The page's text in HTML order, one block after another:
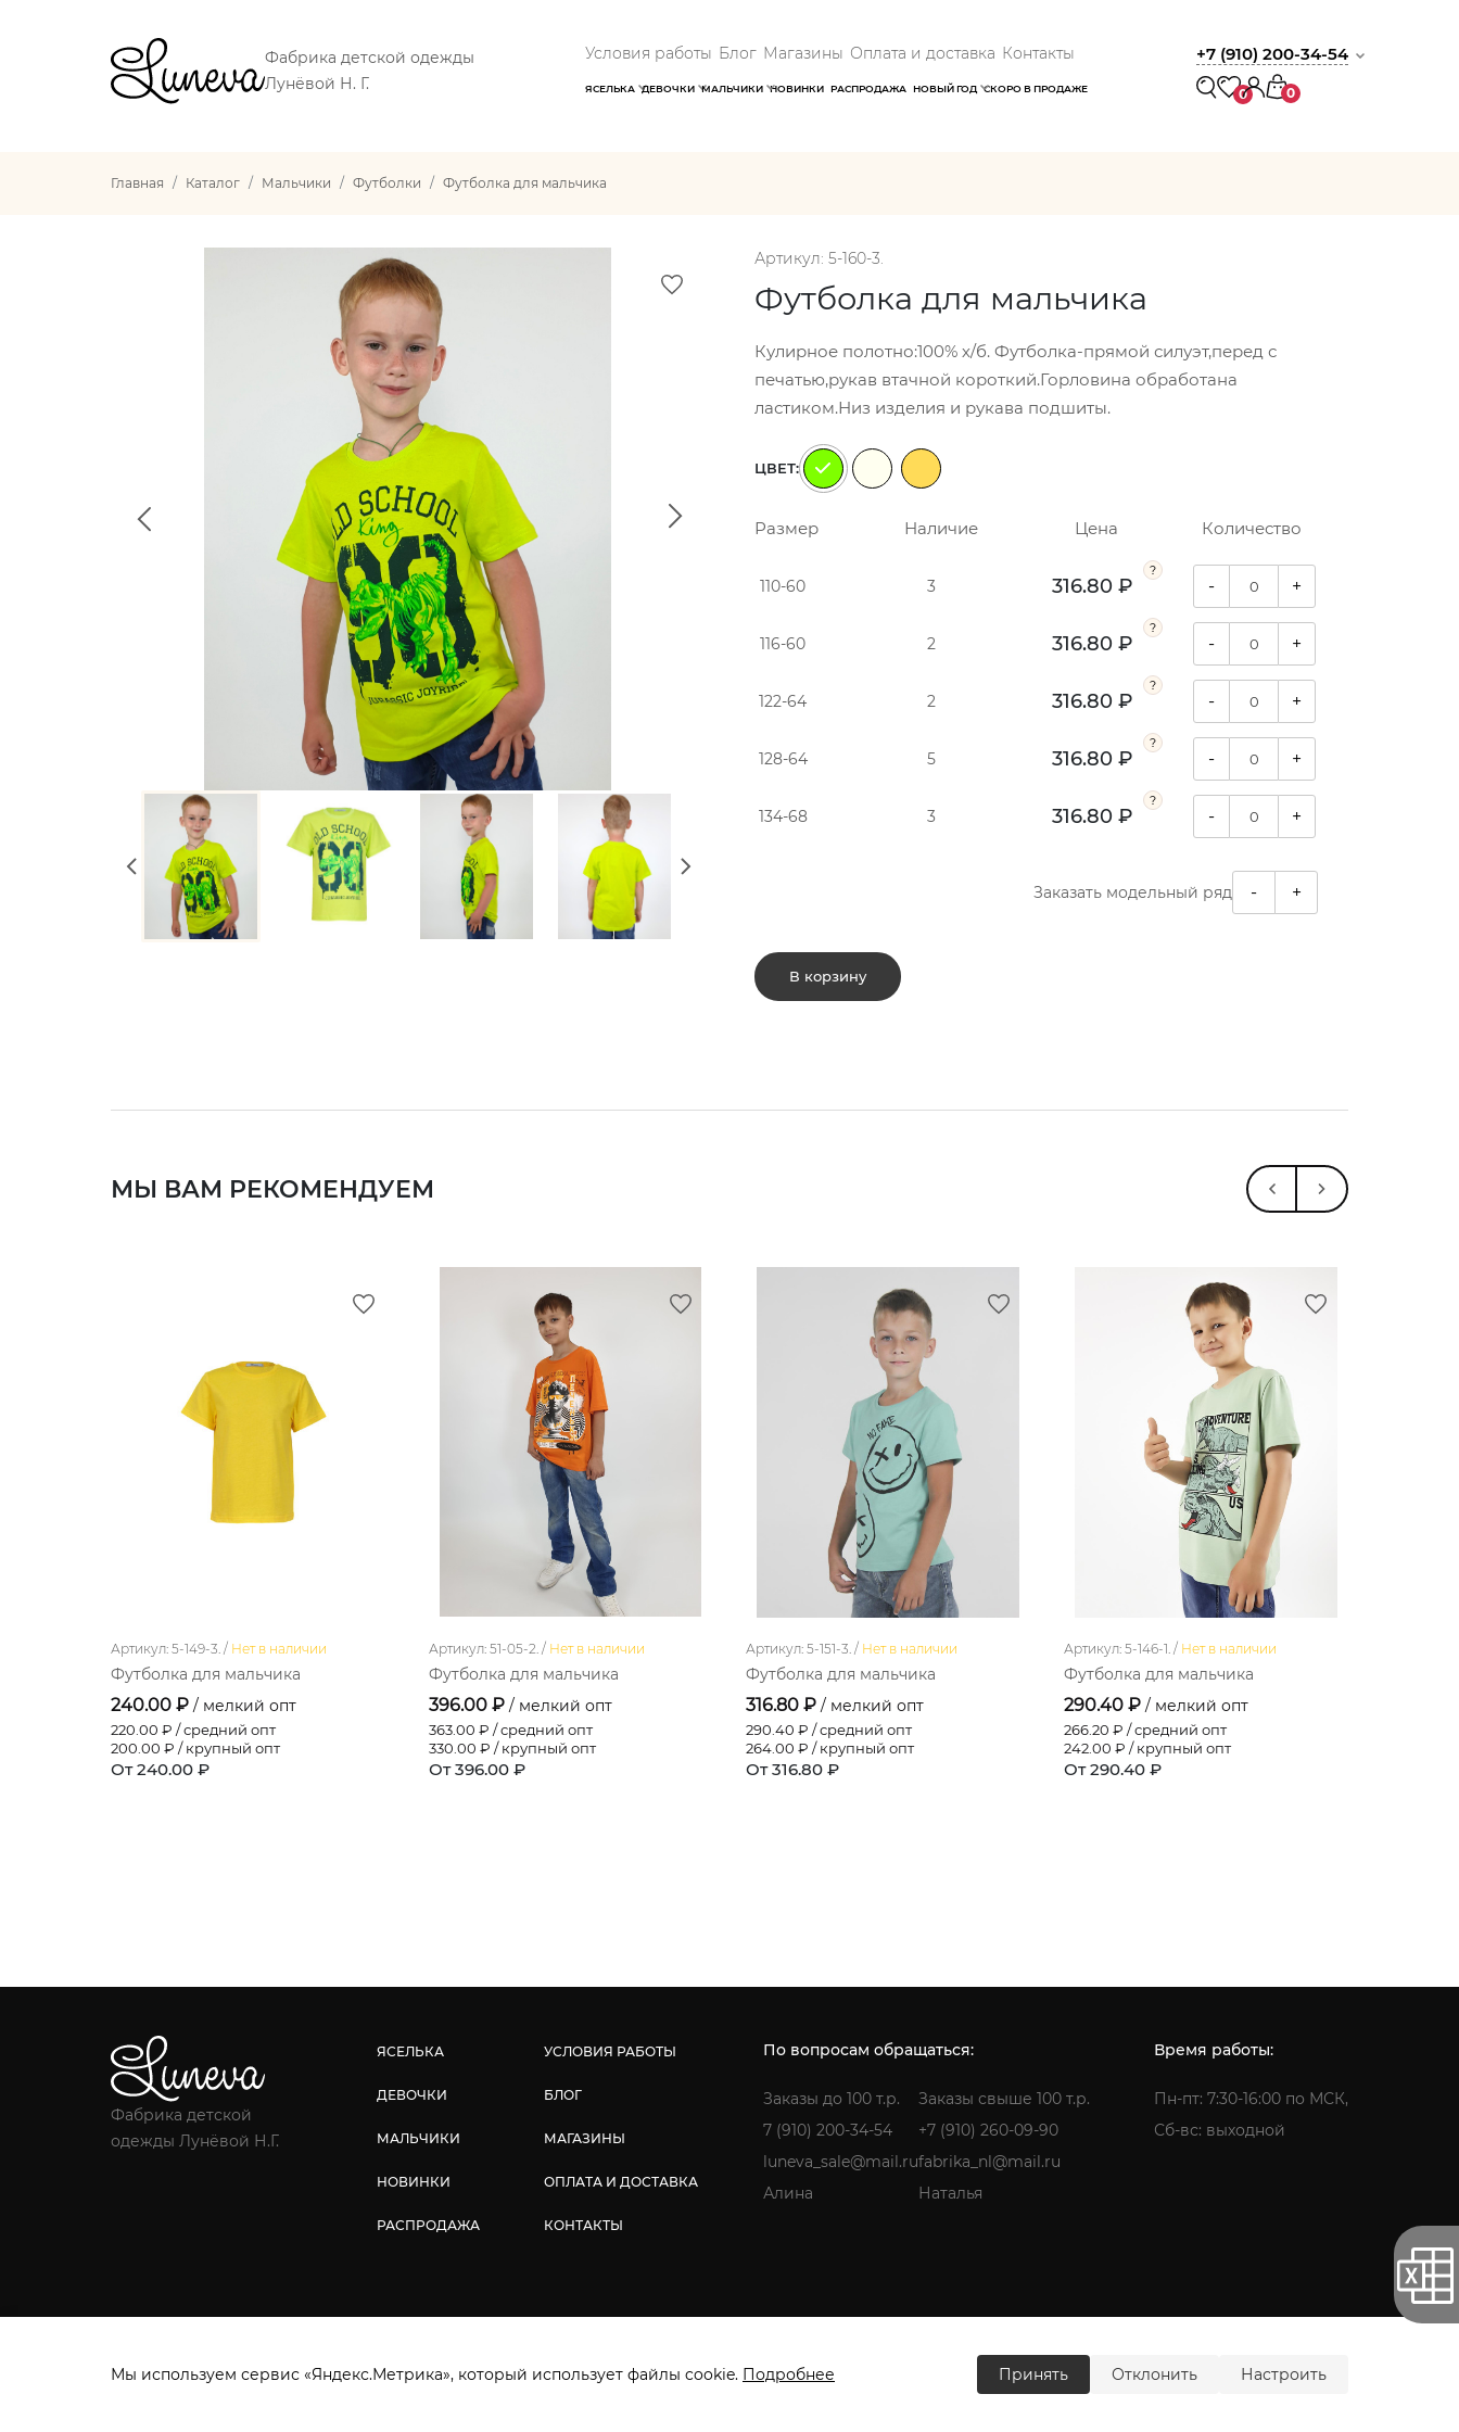
Фабрика детской одежды
Лунёвой Н. Г.
Условия работы Блог Магазины Оплата и доставка Контакты
ЯСЕЛЬКА ДЕВОЧКИ МАЛЬЧИКИ НОВИНКИ РАСПРОДАЖА НОВЫЙ ГОД СКОРО В ПРОДАЖЕ
+7 (910) 200-34-54
0 0
Главная Каталог Мальчики Футболки Футболка для мальчика
Артикул: 5-160-3.
Футболка для мальчика
Кулирное полотно:100% х/б. Футболка-прямой силуэт,перед с
печатью,рукав втачной короткий.Горловина обработана
ластиком.Низ изделия и рукава подшиты.
ЦВЕТ:
Размер Наличие Цена Количество
110-60 3 316.80 ₽ - +
116-60 2 316.80 ₽ - +
122-64 2 316.80 ₽ - +
128-64 5 316.80 ₽ - +
134-68 3 316.80 ₽ - +
Заказать модельный ряд - +
В корзину
МЫ ВАМ РЕКОМЕНДУЕМ
Артикул: 5-149-3. / Нет в наличии
Футболка для мальчика
240.00 ₽ / мелкий опт
220.00 ₽ / средний опт
200.00 ₽ / крупный опт
От 240.00 ₽
Артикул: 51-05-2. / Нет в наличии
Футболка для мальчика
396.00 ₽ / мелкий опт
363.00 ₽ / средний опт
330.00 ₽ / крупный опт
От 396.00 ₽
Артикул: 5-151-3. / Нет в наличии
Футболка для мальчика
316.80 ₽ / мелкий опт
290.40 ₽ / средний опт
264.00 ₽ / крупный опт
От 316.80 ₽
Артикул: 5-146-1. / Нет в наличии
Футболка для мальчика
290.40 ₽ / мелкий опт
266.20 ₽ / средний опт
242.00 ₽ / крупный опт
От 290.40 ₽
Фабрика детской
одежды Лунёвой Н.Г.
ЯСЕЛЬКА
ДЕВОЧКИ
МАЛЬЧИКИ
НОВИНКИ
РАСПРОДАЖА
УСЛОВИЯ РАБОТЫ
БЛОГ
МАГАЗИНЫ
ОПЛАТА И ДОСТАВКА
КОНТАКТЫ
По вопросам обращаться:
Заказы до 100 т.р.
7 (910) 200-34-54
luneva_sale@mail.ru
Алина
Заказы свыше 100 т.р.
+7 (910) 260-09-90
fabrika_nl@mail.ru
Наталья
Время работы:
Пн-пт: 7:30-16:00 по МСК,
Сб-вс: выходной
Создание сайта: Инфо-Сити
Мы используем сервис «Яндекс.Метрика», который использует файлы cookie. Подробнее Принять Отклонить Настроить